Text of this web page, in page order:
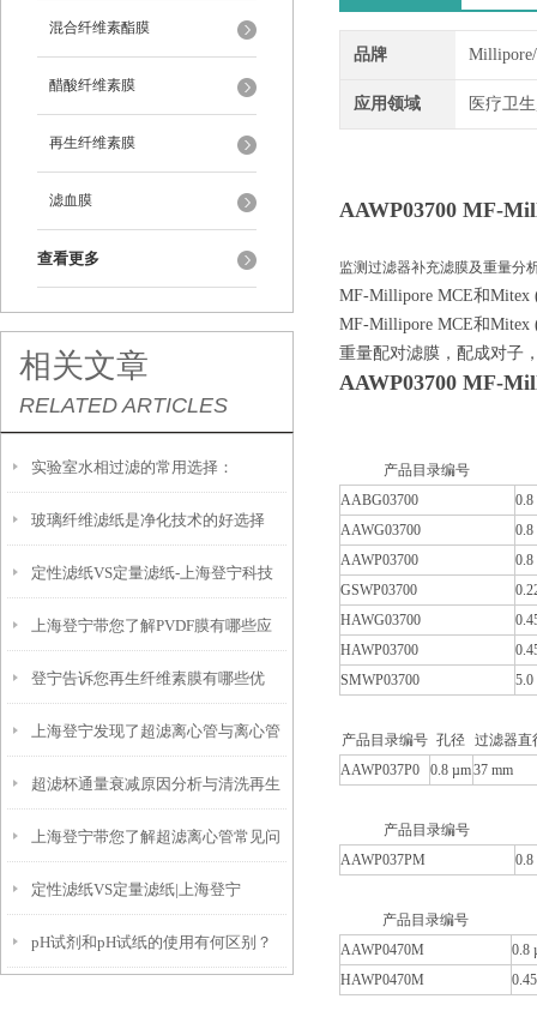
混合纤维素酯膜
醋酸纤维素膜
再生纤维素膜
滤血膜
查看更多
相关文章
RELATED ARTICLES
实验室水相过滤的常用选择：
Whatman 混合纤维素酯膜的性能与应
用解析
玻璃纤维滤纸是净化技术的好选择
定性滤纸VS定量滤纸-上海登宁科技
有限公司
上海登宁带您了解PVDF膜有哪些应
用
登宁告诉您再生纤维素膜有哪些优
势？
上海登宁发现了超滤离心管与离心管
之间的小秘密
超滤杯通量衰减原因分析与清洗再生
方法
上海登宁带您了解超滤离心管常见问
题及解决方法
定性滤纸VS定量滤纸|上海登宁
pH试剂和pH试纸的使用有何区别？
品牌
应用领域 医疗卫
AAWP03700 MF-
监测过滤器补充滤膜及重量分
MF-Millipore MCE和Mitex
MF-Millipore MCE和Mitex
重量配对滤膜，配成对子
AAWP03700 MF-
产品目录编号
AABG03700
0.8
AAWG03700
0.8
AAWP03700
0.8
GSWP03700
HAWG03700
HAWP03700
SMWP03700
5.0
产品目录编号 孔径 过滤器直
AAWP037P0
0.8 µm37 mm
产品目录编号
AAWP037PM
0.8
产品目录编号
AAWP0470M
0.8
HAWP0470M